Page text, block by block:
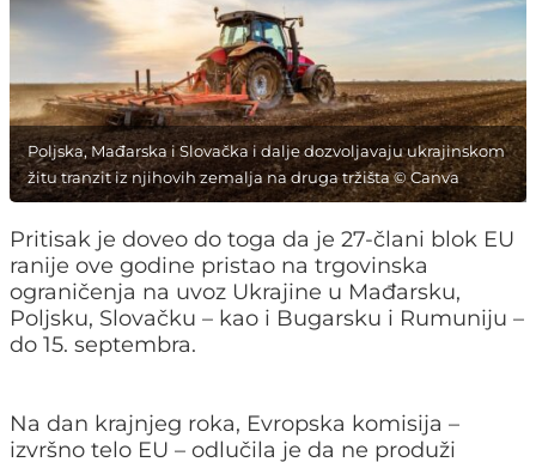
Poljska, Mađarska i Slovačka i dalje dozvoljavaju ukrajinskom
žitu tranzit iz njihovih zemalja na druga tržišta © Canva
Pritisak je doveo do toga da je 27-člani blok EU
ranije ove godine pristao na trgovinska
ograničenja na uvoz Ukrajine u Mađarsku,
Poljsku, Slovačku – kao i Bugarsku i Rumuniju –
do 15. septembra.
Na dan krajnjeg roka, Evropska komisija –
izvršno telo EU – odlučila je da ne produži